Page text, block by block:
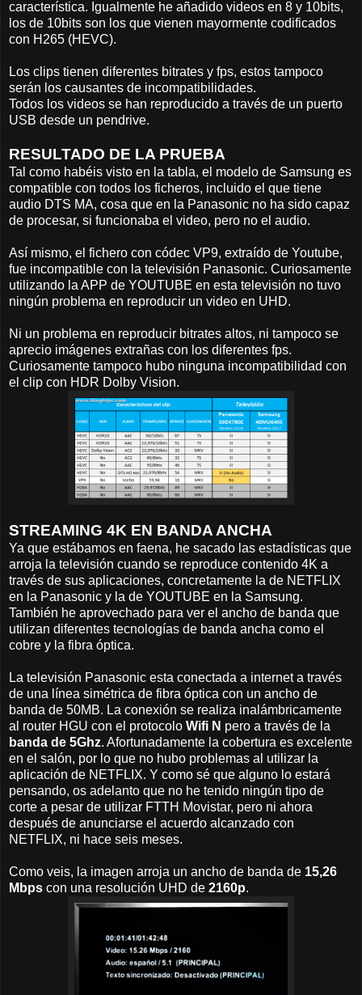
característica. Igualmente he añadido videos en 8 y 10bits,
los de 10bits son los que vienen mayormente codificados
con H265 (HEVC).
Los clips tienen diferentes bitrates y fps, estos tampoco
serán los causantes de incompatibilidades.
Todos los videos se han reproducido a través de un puerto
USB desde un pendrive.
RESULTADO DE LA PRUEBA
Tal como habéis visto en la tabla, el modelo de Samsung es
compatible con todos los ficheros, incluido el que tiene
audio DTS MA, cosa que en la Panasonic no ha sido capaz
de procesar, si funcionaba el video, pero no el audio.
Así mismo, el fichero con códec VP9, extraído de Youtube,
fue incompatible con la televisión Panasonic. Curiosamente
utilizando la APP de YOUTUBE en esta televisión no tuvo
ningún problema en reproducir un video en UHD.
Ni un problema en reproducir bitrates altos, ni tampoco se
aprecio imágenes extrañas con los diferentes fps.
Curiosamente tampoco hubo ninguna incompatibilidad con
el clip con HDR Dolby Vision.
STREAMING 4K EN BANDA ANCHA
Ya que estábamos en faena, he sacado las estadísticas que
arroja la televisión cuando se reproduce contenido 4K a
través de sus aplicaciones, concretamente la de NETFLIX
en la Panasonic y la de YOUTUBE en la Samsung.
También he aprovechado para ver el ancho de banda que
utilizan diferentes tecnologías de banda ancha como el
cobre y la fibra óptica.
La televisión Panasonic esta conectada a internet a través
de una línea simétrica de fibra óptica con un ancho de
banda de 50MB. La conexión se realiza inalámbricamente
al router HGU con el protocolo Wifi N pero a través de la
banda de 5Ghz. Afortunadamente la cobertura es excelente
en el salón, por lo que no hubo problemas al utilizar la
aplicación de NETFLIX. Y como sé que alguno lo estará
pensando, os adelanto que no he tenido ningún tipo de
corte a pesar de utilizar FTTH Movistar, pero ni ahora
después de anunciarse el acuerdo alcanzado con
NETFLIX, ni hace seis meses.
Como veis, la imagen arroja un ancho de banda de 15,26
Mbps con una resolución UHD de 2160p.